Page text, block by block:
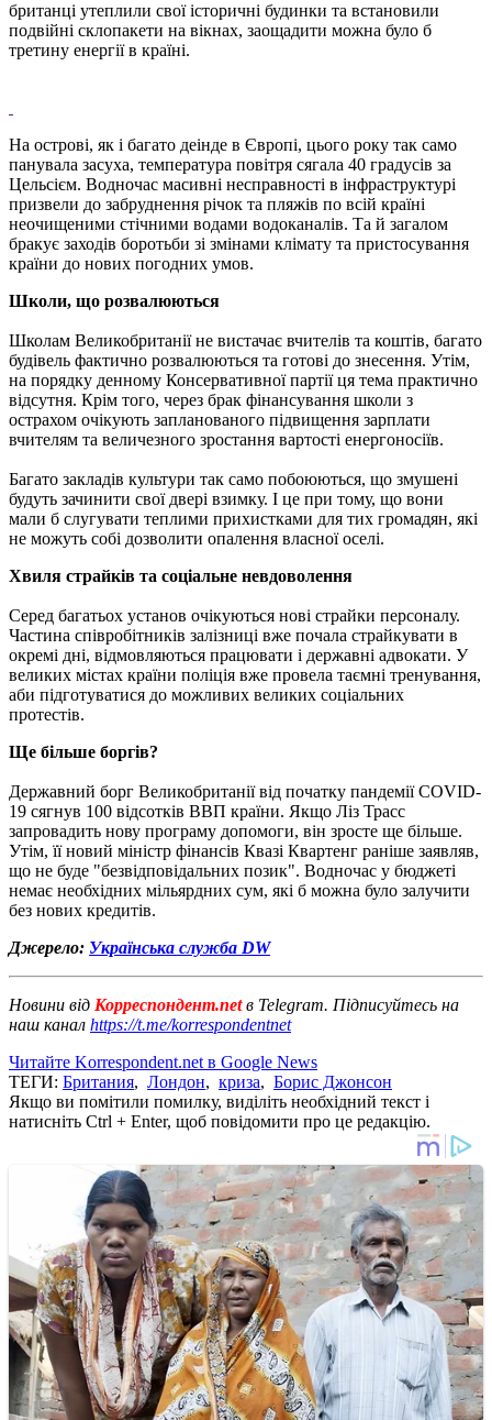
британці утеплили свої історичні будинки та встановили
подвійні склопакети на вікнах, заощадити можна було б
третину енергії в країні.
На острові, як і багато деінде в Європі, цього року так само
панувала засуха, температура повітря сягала 40 градусів за
Цельсієм. Водночас масивні несправності в інфраструктурі
призвели до забруднення річок та пляжів по всій країні
неочищеними стічними водами водоканалів. Та й загалом
бракує заходів боротьби зі змінами клімату та пристосування
країни до нових погодних умов.
Школи, що розвалюються
Школам Великобританії не вистачає вчителів та коштів, багато
будівель фактично розвалюються та готові до знесення. Утім,
на порядку денному Консервативної партії ця тема практично
відсутня. Крім того, через брак фінансування школи з
острахом очікують запланованого підвищення зарплати
вчителям та величезного зростання вартості енергоносіїв.
Багато закладів культури так само побоюються, що змушені
будуть зачинити свої двері взимку. І це при тому, що вони
мали б слугувати теплими прихистками для тих громадян, які
не можуть собі дозволити опалення власної оселі.
Хвиля страйків та соціальне невдоволення
Серед багатьох установ очікуються нові страйки персоналу.
Частина співробітників залізниці вже почала страйкувати в
окремі дні, відмовляються працювати і державні адвокати. У
великих містах країни поліція вже провела таємні тренування,
аби підготуватися до можливих великих соціальних
протестів.
Ще більше боргів?
Державний борг Великобританії від початку пандемії COVID-
19 сягнув 100 відсотків ВВП країни. Якщо Ліз Трасс
запровадить нову програму допомоги, він зросте ще більше.
Утім, її новий міністр фінансів Квазі Квартенг раніше заявляв,
що не буде "безвідповідальних позик". Водночас у бюджеті
немає необхідних мільярдних сум, які б можна було залучити
без нових кредитів.
Джерело: Українська служба DW
Новини від Корреспондент.netв Telegram. Підписуйтесь на
наш канал https://t.me/korrespondentnet
Читайте Korrespondent.net в Google News
ТЕГИ: Британия, Лондон, криза, Борис Джонсон
Якщо ви помітили помилку, виділіть необхідний текст і
натисніть Ctrl + Enter, щоб повідомити про це редакцію.